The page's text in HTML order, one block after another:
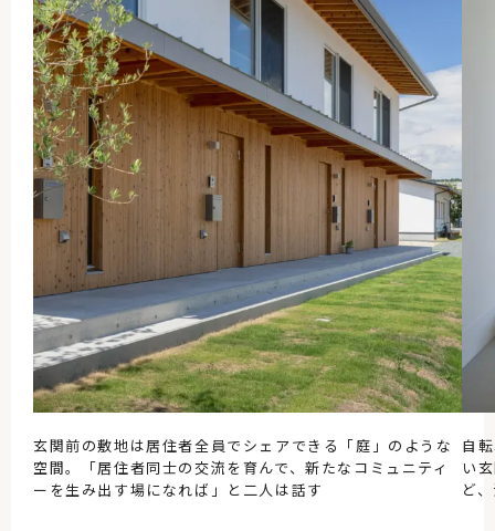
玄関前の敷地は居住者全員でシェアできる「庭」のような
空間。「居住者同士の交流を育んで、新たなコミュニティ
ーを生み出す場になれば」と二人は話す
自
い
ど